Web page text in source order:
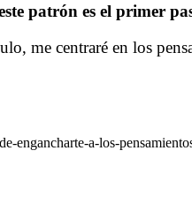
patrón es el primer
me centraré en los